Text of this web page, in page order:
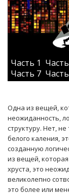
Часть 1
Часть 7
Одна из вещей,
неожиданность,
структуру. Нет,
белого каления,
созданную
из вещей,
хруста, это
великолепно
это более или